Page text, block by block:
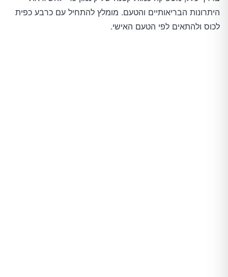
היתרונות הבריאותיים והטעם. מומלץ להתחיל עם כרבע כפית
לכוס ולהתאים לפי הטעם האישי.